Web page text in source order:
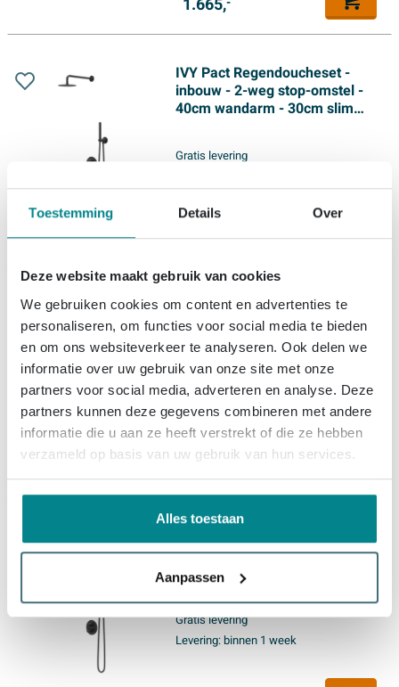
Toestemming Details Over
Deze website maakt gebruik van cookies
We gebruiken cookies om content en advertenties te
personaliseren, om functies voor social media te bieden
en om ons websiteverkeer te analyseren. Ook delen we
informatie over uw gebruik van onze site met onze
partners voor social media, adverteren en analyse. Deze
partners kunnen deze gegevens combineren met andere
informatie die u aan ze heeft verstrekt of die ze hebben
verzameld op basis van uw gebruik van hun services.
Alles toestaan
Aanpassen
IVY Pact Regendoucheset -
inbouw - 2-weg stop-omstel -
40cm wandarm - 30cm slim
doucheslang - 3-standen
Gratis levering
1.465,-
IVY Pact Regendoucheset -
inbouw - 2-weg stop-omstel -
40cm wandarm - 30cm slim
hoofddouche rond - houder
met uitlaat - 150cm
doucheslang - satin spray
handdouche - Geborsteld mat
goud PVD
Gratis levering
Levering: binnen 1 week
inbouw - 2-weg stop-omstel -
15cm plafondbuis - 30cm slim
hoofddouche rond - houder
met uitlaat - 150cm
doucheslang - staafmodel
handdouche - Mat zwart PED
Gratis levering
Levering:binnen 1 week